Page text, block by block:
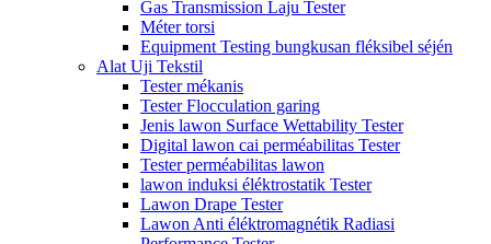
Gas Transmission Laju Tester
Méter torsi
Equipment Testing bungkusan fléksibel séjén
Alat Uji Tekstil
Tester mékanis
Tester Flocculation garing
Jenis lawon Surface Wettability Tester
Digital lawon cai perméabilitas Tester
Tester perméabilitas lawon
lawon induksi éléktrostatik Tester
Lawon Drape Tester
Lawon Anti éléktromagnétik Radiasi